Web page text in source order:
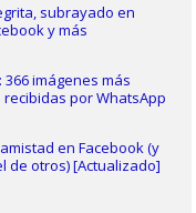
subrayado en
y más
imágenes más
por WhatsApp
en Facebook (y
de otros) [Actualizado]